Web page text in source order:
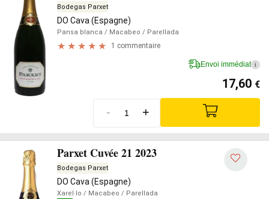
Bodegas Parxet
DO Cava (Espagne)
Pansa blanca / Macabeo / Parellada
1 commentaire
Envoi immédiat i
17,60 €
- +
Parxet Cuvée 21 2023
Bodegas Parxet
DO Cava (Espagne)
Xarel·lo / Macabeo / Parellada